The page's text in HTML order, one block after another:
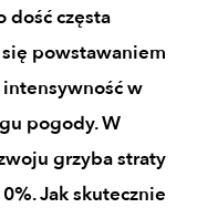
dość częsta
powstawaniem
w
pogody. W
grzyba straty
Jak skutecznie